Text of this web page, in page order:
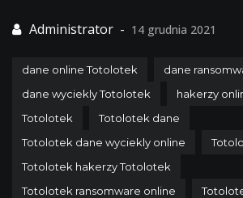
14 grudnia 2021
dane online Totolotek
dane
dane wyciekly Totolotek
hakerzy
Totolotek
Totolotek dane
Totolotek dane wyciekly online
Totolotek hakerzy Totolotek
Totolotek ransomware online